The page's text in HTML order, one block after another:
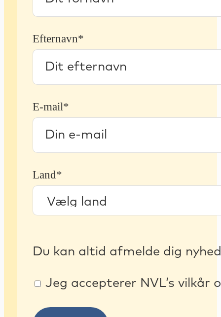
Efternavn*
E-mail*
Land*
Du kan altid afmelde dig
Jeg accepterer NVL’s vilkår